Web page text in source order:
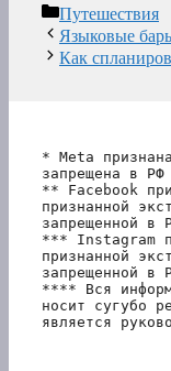
Рубрики
Путешествия
Языковые
Как
* Meta
запрещена в РФ
** Facebook
признанной
запрещенной в
*** Instagram
признанной
запрещенной в
**** Вся
носит сугубо
является